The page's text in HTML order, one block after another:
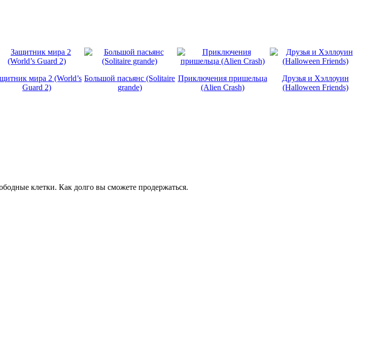
мира 2 (World’s
Guard 2)
Большой пасьянс (Solitaire
grande)
Приключения пришельца
(Alien Crash)
Друзья и Хэллоуин
(Halloween Friends)
клетки. Как долго вы сможете продержаться.